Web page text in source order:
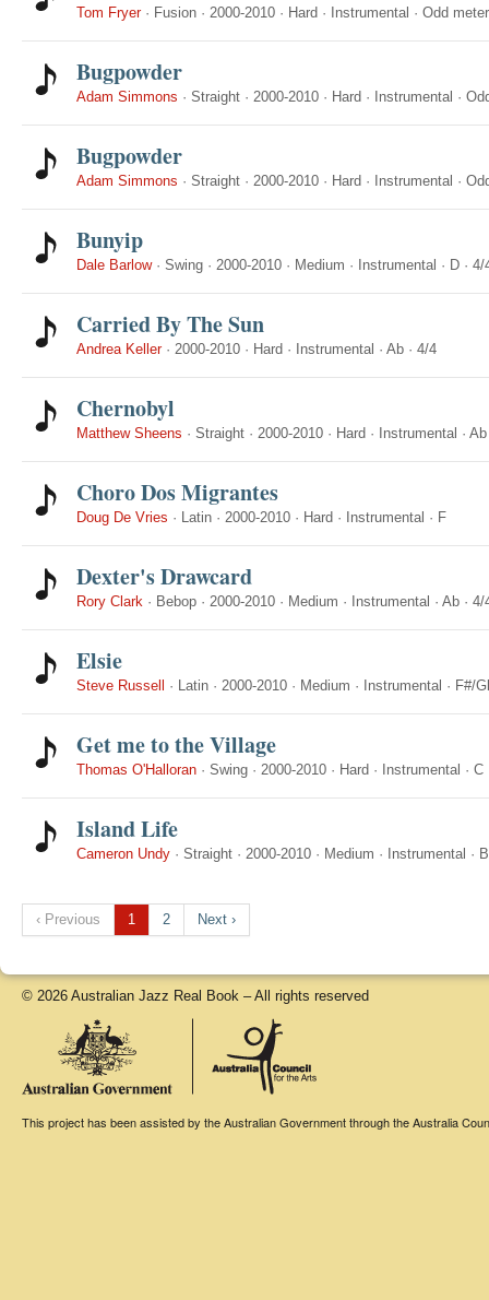
Tom Fryer· Fusion · 2000-2010 · Hard · Instrumental · Odd meter
Bugpowder
Adam Simmons · Straight · 2000-2010 · Hard · Instrumental ·
Bugpowder
Adam Simmons · Straight · 2000-2010 · Hard · Instrumental ·
Bunyip
Dale Barlow· Swing · 2000-2010 · Medium · Instrumental · D · 4/
Carried By The Sun
Andrea Keller· 2000-2010 · Hard · Instrumental · Ab · 4/4
Chernobyl
Matthew Sheens · Straight · 2000-2010 · Hard · Instrumental · Ab
Choro Dos Migrantes
Doug De Vries · Latin · 2000-2010 · Hard · Instrumental · F
Dexter's Drawcard
Rory Clark · Bebop · 2000-2010 · Medium · Instrumental · Ab · 4/
Elsie
Steve Russell · Latin · 2000-2010 · Medium · Instrumental · F#/
Get me to the Village
Thomas O'Halloran · Swing · 2000-2010 · Hard · Instrumental · C
Island Life
Cameron Undy · Straight · 2000-2010 · Medium · Instrumental · B
‹ Previous 1 2 Next ›
© 2026 Australian Jazz Real Book – All rights reserved
This project has been assisted by the Australian Government through the Australia